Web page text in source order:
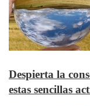
Despierta la
estas sencillas